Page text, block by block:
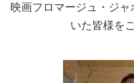
映画フロマージュ・ジ
いた皆様を